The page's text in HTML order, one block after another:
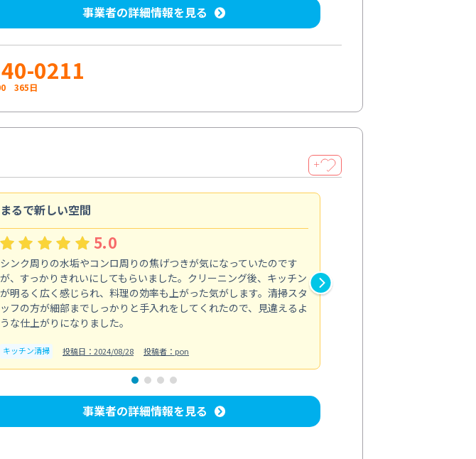
事業者の詳細情報を見る
0211
365日
＋
まるで新しい空間
5.0
シンク周りの水垢やコンロ周りの焦げつきが気になっていたのです
が、すっかりきれいにしてもらいました。クリーニング後、キッチン
が明るく広く感じられ、料理の効率も上がった気がします。清掃スタ
ッフの方が細部までしっかりと手入れをしてくれたので、見違えるよ
うな仕上がりになりました。
キッチン清掃 投稿日：2024/08/28 投稿者：pon
事業者の詳細情報を見る